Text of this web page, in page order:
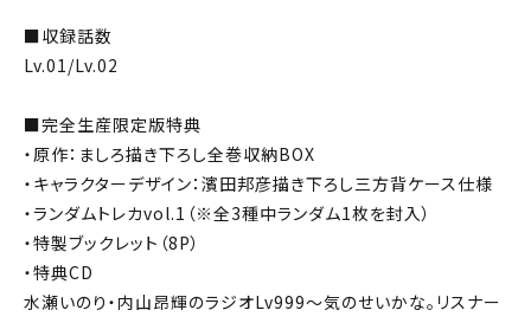
■収録話数
Lv.01/Lv.02
■完全生産限定版特典
・原作：ましろ描き下ろし全巻収納BOX
・キャラクターデザイン：濱田邦彦描き下ろし三方背ケース仕様
・ランダムトレカvol.1（※全3種中ランダム1枚を封入）
・特製ブックレット（8P）
・特典CD
水瀬いのり・内山昂輝のラジオLv999～気のせいかな。リスナー